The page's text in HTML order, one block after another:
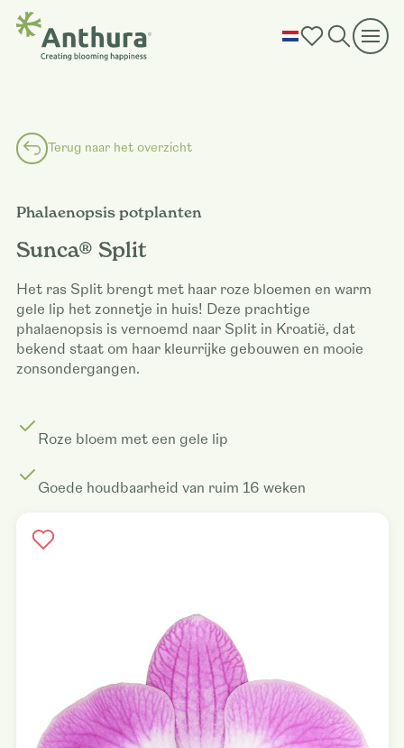
Terug naar het overzicht
Phalaenopsis potplanten
Sunca® Split
Het ras Split brengt met haar roze bloemen en warm
gele lip het zonnetje in huis! Deze prachtige
phalaenopsis is vernoemd naar Split in Kroatië, dat
bekend staat om haar kleurrijke gebouwen en mooie
zonsondergangen.
Roze bloem met een gele lip
Goede houdbaarheid van ruim 16 weken